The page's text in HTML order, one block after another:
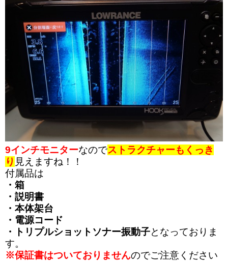
9インチモニターなのでストラクチャーもくっき
り 見えますね！！
付属品は
・箱
・説明書
・本体架台
・電源コード
・トリプルショットソナー振動子となっておりま
す。
※保証書はついておりませんのでご注意ください